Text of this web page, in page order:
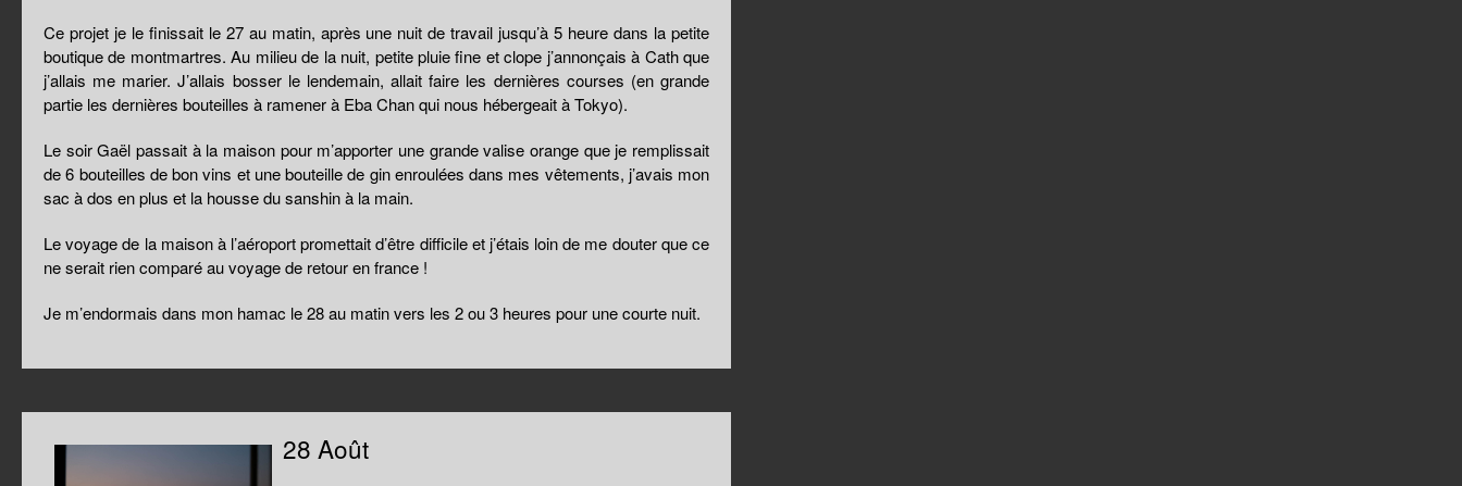
Ce projet je le finissait le 27 au matin, après une nuit de travail jusqu’à 5 heure dans la petite
boutique de montmartres. Au milieu de la nuit, petite pluie fine et clope j’annonçais à Cath que
j’allais me marier. J’allais bosser le lendemain, allait faire les dernières courses (en grande
partie les dernières bouteilles à ramener à Eba Chan qui nous hébergeait à Tokyo).
Le soir Gaël passait à la maison pour m’apporter une grande valise orange que je remplissait
de 6 bouteilles de bon vins et une bouteille de gin enroulées dans mes vêtements, j’avais mon
sac à dos en plus et la housse du sanshin à la main.
Le voyage de la maison à l’aéroport promettait d’être difficile et j’étais loin de me douter que ce
ne serait rien comparé au voyage de retour en france !
Je m’endormais dans mon hamac le 28 au matin vers les 2 ou 3 heures pour une courte nuit.
28 Août